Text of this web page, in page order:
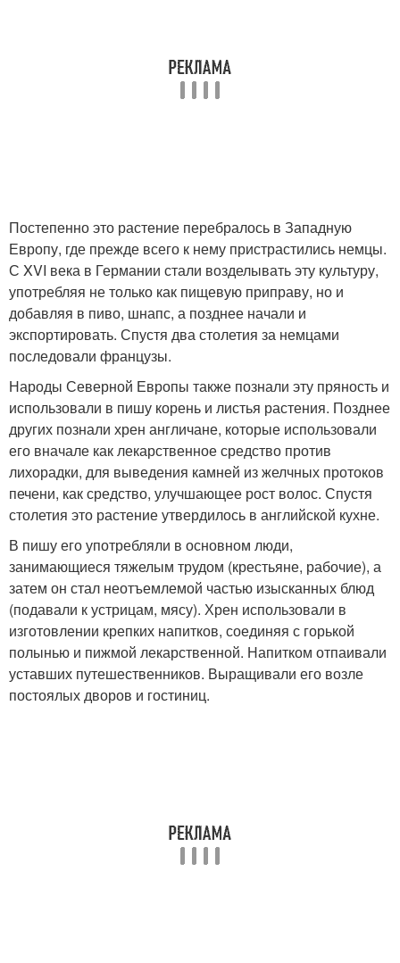
Постепенно это растение перебралось в Западную
Европу, где прежде всего к нему пристрастились немцы.
С XVI века в Германии стали возделывать эту культуру,
употребляя не только как пищевую приправу, но и
добавляя в пиво, шнапс, а позднее начали и
экспортировать. Спустя два столетия за немцами
последовали французы.
Народы Северной Европы также познали эту пряность и
использовали в пишу корень и листья растения. Позднее
других познали хрен англичане, которые использовали
его вначале как лекарственное средство против
лихорадки, для выведения камней из желчных протоков
печени, как средство, улучшающее рост волос. Спустя
столетия это растение утвердилось в английской кухне.
В пишу его употребляли в основном люди,
занимающиеся тяжелым трудом (крестьяне, рабочие), а
затем он стал неотъемлемой частью изысканных блюд
(подавали к устрицам, мясу). Хрен использовали в
изготовлении крепких напитков, соединяя с горькой
полынью и пижмой лекарственной. Напитком отпаивали
уставших путешественников. Выращивали его возле
постоялых дворов и гостиниц.